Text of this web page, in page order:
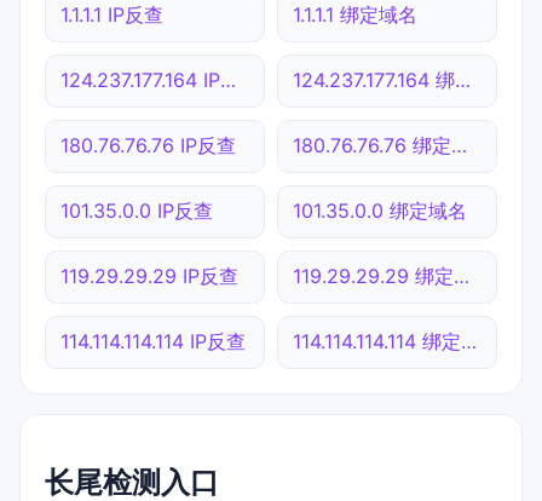
1.1.1.1 IP反查 1.1.1.1 绑定域名
124.237.177.164 IP反查 124.237.177.164 绑定域名
180.76.76.76 IP反查 180.76.76.76 绑定域名
101.35.0.0 IP反查 101.35.0.0 绑定域名
119.29.29.29 IP反查 119.29.29.29 绑定域名
114.114.114.114 IP反查 114.114.114.114 绑定域名
长尾检测入口